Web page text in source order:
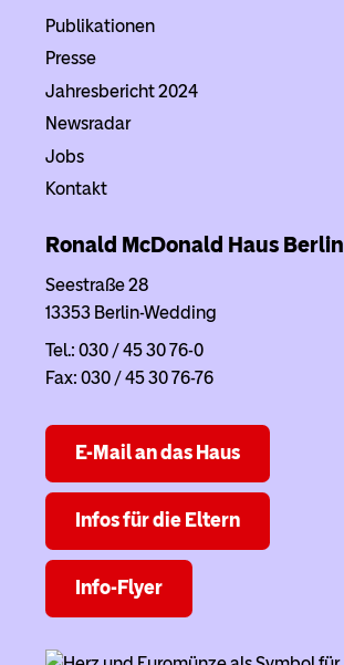
Publikationen
Presse
Jahresbericht 2024
Newsradar
Jobs
Kontakt
Ronald McDonald Haus
Seestraße 28
13353 Berlin-Wedding
Tel.: 030 / 45 30 76-0
Fax: 030 / 45 30 76-76
E-Mail an das Haus
Infos für die Eltern
Info-Flyer